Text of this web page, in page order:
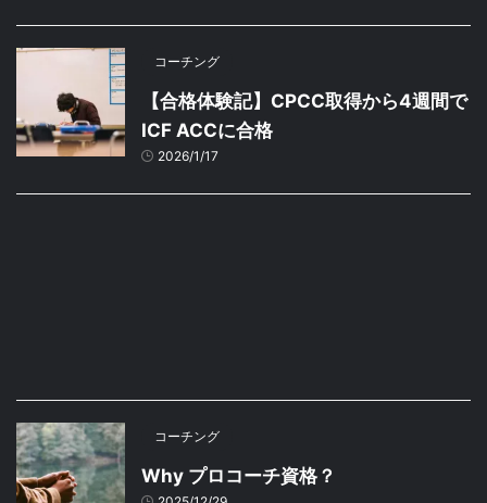
コーチング
【合格体験記】CPCC取得から4週間で
ICF ACCに合格
2026/1/17
コーチング
Why プロコーチ資格？